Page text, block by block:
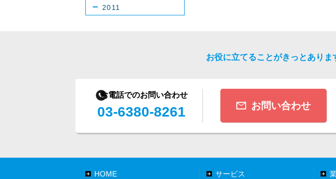
2011
お役に立てることがきっとありま
お電話でのお問い合わせ
03-6380-8261 お問い合わせ
HOME サービス